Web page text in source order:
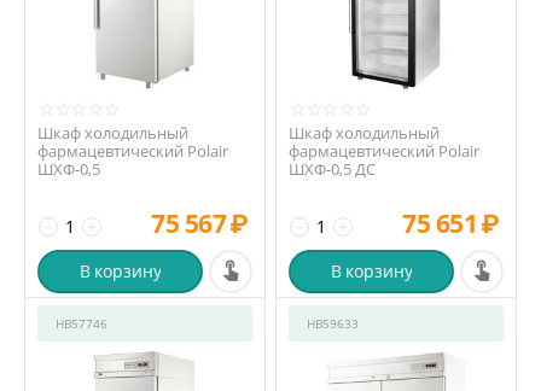
Шкаф холодильный
фармацевтический Polair
ШХФ-0,5
+
− 75 567₽
В корзину
Шкаф холодильный
фармацевтический Polair
ШХФ-0,5 ДС
+
− 75 651 ₽
В корзину
HB57746 HB59633